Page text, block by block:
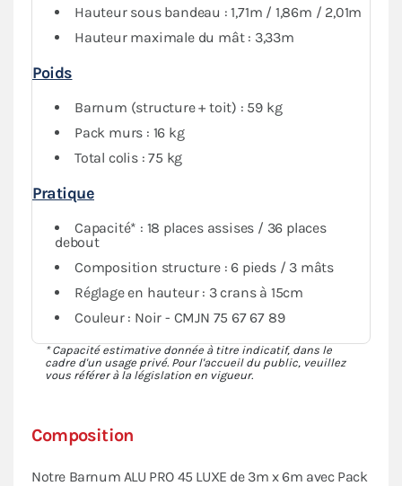
Composition
Notre Barnum ALU PRO 45 LUXE de 3m x 6m avec Pack
Hauteur sous bandeau : 1,71m / 1,86m / 2,01m
Hauteur maximale du mât : 3,33m
Poids
Barnum (structure + toit) : 59 kg
Pack murs : 16 kg
Total colis : 75 kg
Pratique
Capacité* : 18 places assises / 36 places
debout
Composition structure : 6 pieds / 3 mâts
Réglage en hauteur : 3 crans à 15cm
Couleur : Noir - CMJN 75 67 67 89
* Capacité estimative donnée à titre indicatif, dans le
cadre d'un usage privé. Pour l'accueil du public, veuillez
vous référer à la législation en vigueur.